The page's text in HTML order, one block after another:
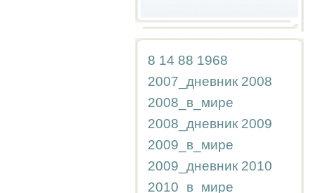
8 14 88 1968
2007_дневник 2008
2008_в_мире
2008_дневник 2009
2009_в_мире
2009_дневник 2010
2010_в_мире